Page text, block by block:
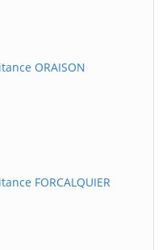
ORAISON
FORCALQUIER